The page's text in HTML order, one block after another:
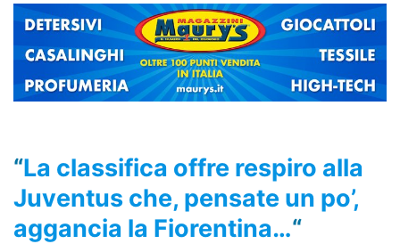
“La classifica offre respiro alla
Juventus che, pensate un po’,
aggancia la Fiorentina…“